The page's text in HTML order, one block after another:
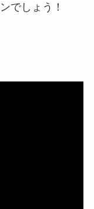
でしょう！